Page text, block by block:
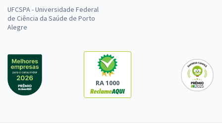
UFCSPA - Universidade Federal
de Ciência da Saúde de Porto
Alegre
RA 1000